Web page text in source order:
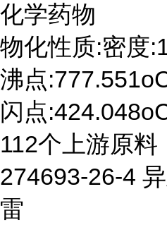
化学药物
物化性质:密度
沸点
闪点
112个上游原料
274693-26-4
雷